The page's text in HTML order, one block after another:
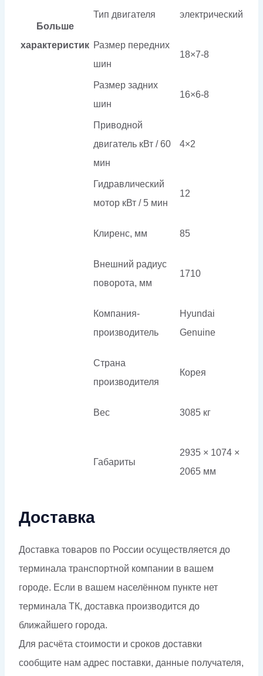
Больше
характеристик
Тип двигателя электрический
Размер передних
шин
18×7-8
Размер задних
шин
16×6-8
Приводной
двигатель кВт / 60
мин
4×2
Гидравлический
мотор кВт / 5 мин
12
Клиренс, мм 85
Внешний радиус
поворота, мм
1710
Компания-
производитель
Hyundai
Genuine
Страна
производителя
Корея
Вес 3085 кг
Габариты
2935 × 1074 ×
2065 мм
Доставка
Доставка товаров по России осуществляется до
терминала транспортной компании в вашем
городе. Если в вашем населённом пункте нет
терминала ТК, доставка производится до
ближайшего города.
Для расчёта стоимости и сроков доставки
сообщите нам адрес поставки, данные получателя,